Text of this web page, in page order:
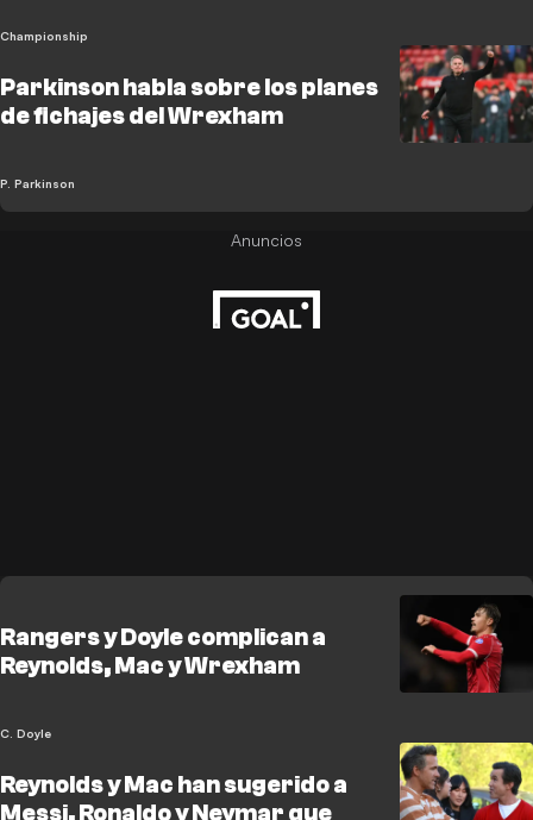
Championship
Parkinson habla sobre los planes
de fichajes del Wrexham
P. Parkinson
Rangers y Doyle complican a
Reynolds, Mac y Wrexham
C. Doyle
Reynolds y Mac han sugerido a
Messi, Ronaldo y Neymar que